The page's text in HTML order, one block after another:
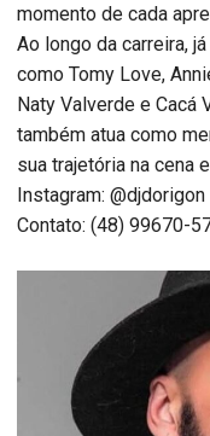
momento de cada
Ao longo da carreira,
como Tomy Love,
Naty Valverde e Cacá
também atua como
sua trajetória na cena
Instagram: @djdorigon
Contato: (48) 99670-